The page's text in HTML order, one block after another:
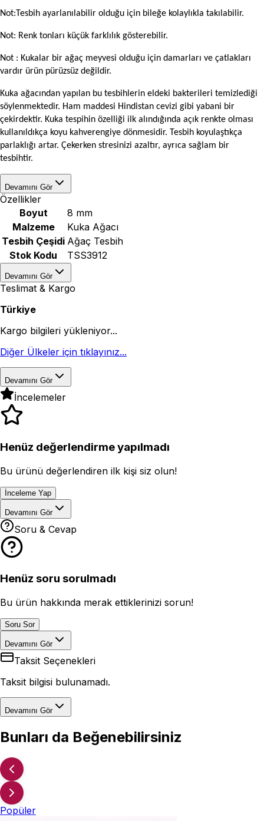
Not:Tesbih ayarlanılabilir olduğu için bileğe kolaylıkla takılabilir.
Not: Renk tonları küçük farklılık gösterebilir.
Not : Kukalar bir ağaç meyvesi olduğu için damarları ve çatlakları
vardır ürün pürüzsüz değildir.
Kuka ağacından yapılan bu tesbihlerin eldeki bakterileri temizlediği
söylenmektedir. Ham maddesi Hindistan cevizi gibi yabani bir
çekirdektir. Kuka tespihin özelliği ilk alındığında açık renkte olması
kullanıldıkça koyu kahverengiye dönmesidir. Tesbih koyulaştıkça
parlaklığı artar. Çekerken stresinizi azaltır, ayrıca sağlam bir
tesbihtir.
Devamını Gör
Özellikler
Boyut
8 mm
Malzeme
Kuka Ağacı
Tesbih Çeşidi Ağaç Tesbih
Stok Kodu
TSS3912
Devamını Gör
Teslimat & Kargo
Türkiye
Kargo bilgileri yükleniyor...
Diğer Ülkeler için tıklayınız...
Devamını Gör
İncelemeler
Henüz değerlendirme yapılmadı
Bu ürünü değerlendiren ilk kişi siz olun!
İnceleme Yap
Devamını Gör
Soru & Cevap
Henüz soru sorulmadı
Bu ürün hakkında merak ettiklerinizi sorun!
Soru Sor
Devamını Gör
Taksit Seçenekleri
Taksit bilgisi bulunamadı.
Devamını Gör
Bunları da Beğenebilirsiniz
Popüler